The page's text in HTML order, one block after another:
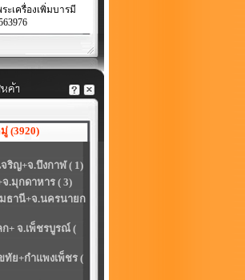
ะเครื่องเพิ่มบารมี
(3920)
ริญ+จ.บึงกาฬ ( 1)
.มุกดาหาร ( 3)
ธานี+จ.นครนายก
+ จ.เพ็ชรบูรณ์ (
ทัย+กำแพงเพ็ชร (